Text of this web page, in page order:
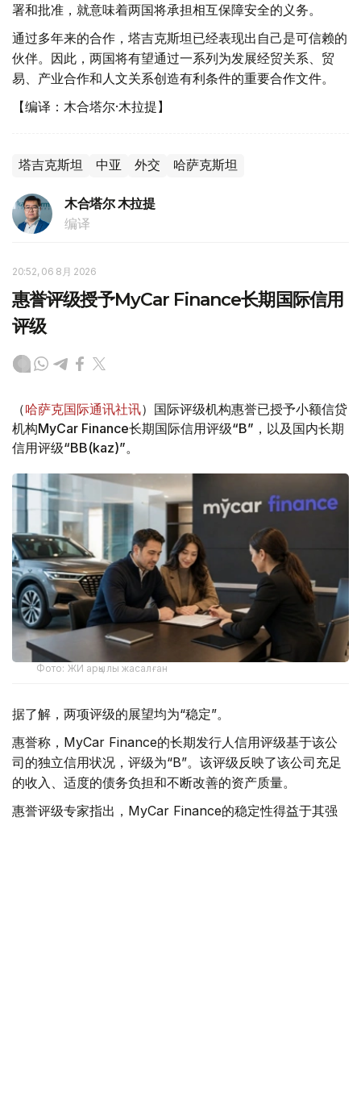
署和批准，就意味着两国将承担相互保障安全的义务。
通过多年来的合作，塔吉克斯坦已经表现出自己是可信赖的
伙伴。因此，两国将有望通过一系列为发展经贸关系、贸
易、产业合作和人文关系创造有利条件的重要合作文件。
【编译：木合塔尔·木拉提】
塔吉克斯坦 中亚 外交 哈萨克斯坦
木合塔尔 木拉提
编译
20:52, 06 8月 2026
惠誉评级授予MyCar Finance长期国际信用
评级
（哈萨克国际通讯社讯）国际评级机构惠誉已授予小额信贷
机构MyCar Finance长期国际信用评级“B”，以及国内长期
信用评级“BB(kaz)”。
Фото: ЖИ арқылы жасалған
据了解，两项评级的展望均为“稳定”。
惠誉称，MyCar Finance的长期发行人信用评级基于该公
司的独立信用状况，评级为“B”。该评级反映了该公司充足
的收入、适度的债务负担和不断改善的资产质量。
惠誉评级专家指出，MyCar Finance的稳定性得益于其强